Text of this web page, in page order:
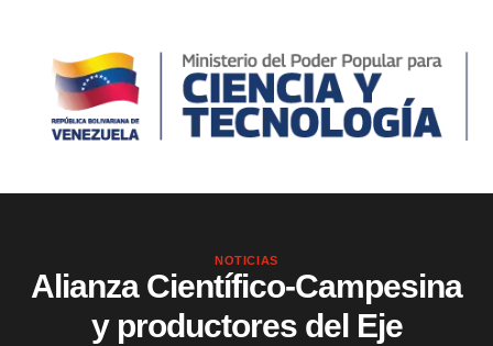
NOTICIAS
Alianza Científico-Campesina
y productores del Eje